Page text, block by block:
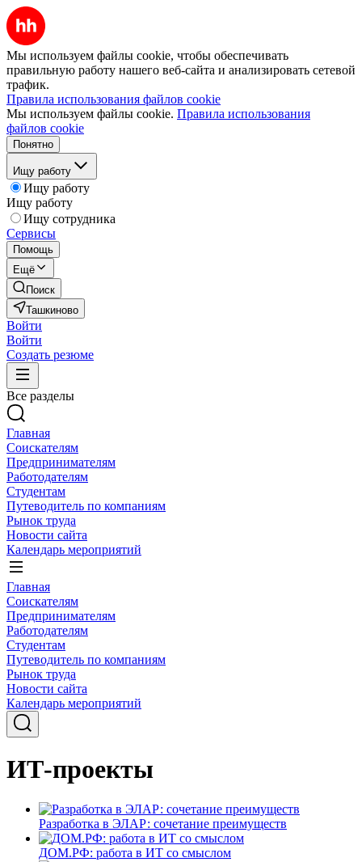
Мы используем файлы cookie, чтобы обеспечивать
правильную работу нашего веб-сайта и анализировать сетевой
трафик.
Правила использования файлов cookie
Мы используем файлы cookie. Правила использования
файлов cookie
Понятно
Ищу работу
Ищу работу
Ищу работу
Ищу сотрудника
Сервисы
Помощь
Ещё
Поиск
Ташкиново
Войти
Войти
Создать резюме
Все разделы
Главная
Соискателям
Предпринимателям
Работодателям
Студентам
Путеводитель по компаниям
Рынок труда
Новости сайта
Календарь мероприятий
Главная
Соискателям
Предпринимателям
Работодателям
Студентам
Путеводитель по компаниям
Рынок труда
Новости сайта
Календарь мероприятий
ИТ-проекты
Разработка в ЭЛАР: сочетание преимуществ
ДОМ.РФ: работа в ИТ со смыслом